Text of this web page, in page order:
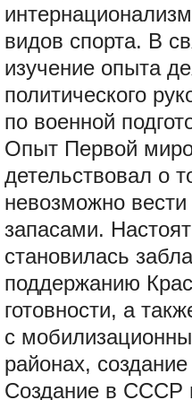
видов спорта. В
изучение опыта
политического
по военной
Опыт Первой
детельствовал о
невозможно
запасами.
становилась
поддержанию
готовности, а
с
районах,
Cоздание в СССР